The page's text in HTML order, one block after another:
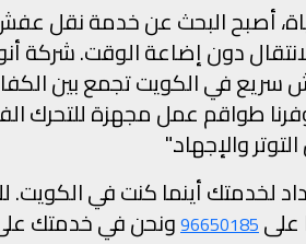
أصبح البحث عن خدمة نقل
دون إضاعة الوقت. شركة
في الكويت تجمع بين الكفاءة
طواقم عمل مجهزة للتحرك
والإجهاد."
لخدمتك أينما كنت في الكويت.
على96650185ونحن في خدمتك